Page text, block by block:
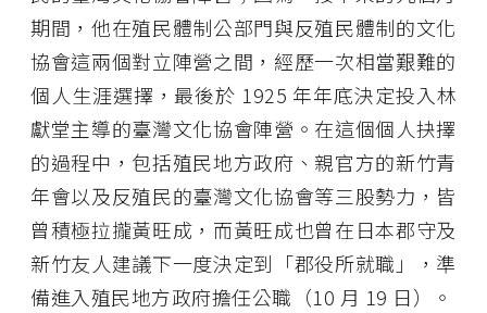
期間，他在殖民體制公部門與反殖民體制的文化
協會這兩個對立陣營之間，經歷一次相當艱難的
個人生涯選擇，最後於 1925 年年底決定投入林
獻堂主導的臺灣文化協會陣營。在這個個人抉擇
的過程中，包括殖民地方政府、親官方的新竹青
年會以及反殖民的臺灣文化協會等三股勢力，皆
曾積極拉攏黃旺成，而黃旺成也曾在日本郡守及
新竹友人建議下一度決定到「郡役所就職」，準
備進入殖民地方政府擔任公職（10 月 19 日）。